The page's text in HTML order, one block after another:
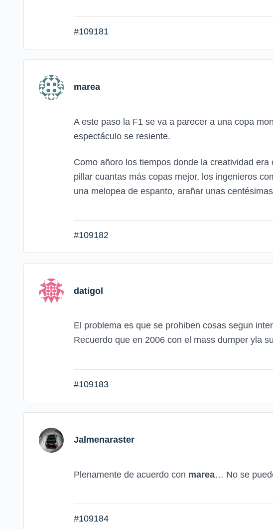
#109181
marea
A este paso la F1 se va a parecer a una copa
espectáculo se resiente.
Como añoro los tiempos donde la creatividad
pillar cuantas más copas mejor, los ingenieros
una melopea de espanto, arañar unas
#109182
datigol
El problema es que se prohiben cosas segun
Recuerdo que en 2006 con el mass dumper yla
#109183
Jalmenaraster
Plenamente de acuerdo con marea… No se
#109184